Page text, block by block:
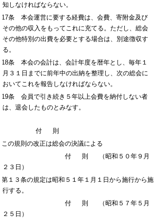
知しなければならない。
17条 本会運営に要する経費は、会費、寄附金及び
その他の収入をもってこれに充てる。ただし、総会
その他特別の出費を必要とする場合は、別途徴収す
る。
18条 本会の会計は、会計年度を暦年とし、毎年１
月３１日までに前年中の出納を整理し、次の総会に
おいてこれを報告しなければならない。
19条 会員で引き続き５年以上会費を納付しない者
は、退会したものとみなす。
付則
の規則の改正は総会の決議による
付則
（昭和５０年９月
２３日）
１３条の規定は昭和５１年１月１日から施行から施
行する。
付則
（昭和５７年５月
２５日）